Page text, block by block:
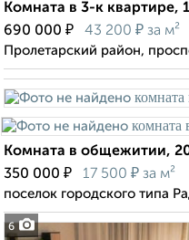
Комната в 3-к квартире,
690 000 ₽ 43 200 ₽ за м²
Пролетарский район,
6
Комната в общежитии,
350 000 ₽ 17 500 ₽ за м²
поселок городского типа